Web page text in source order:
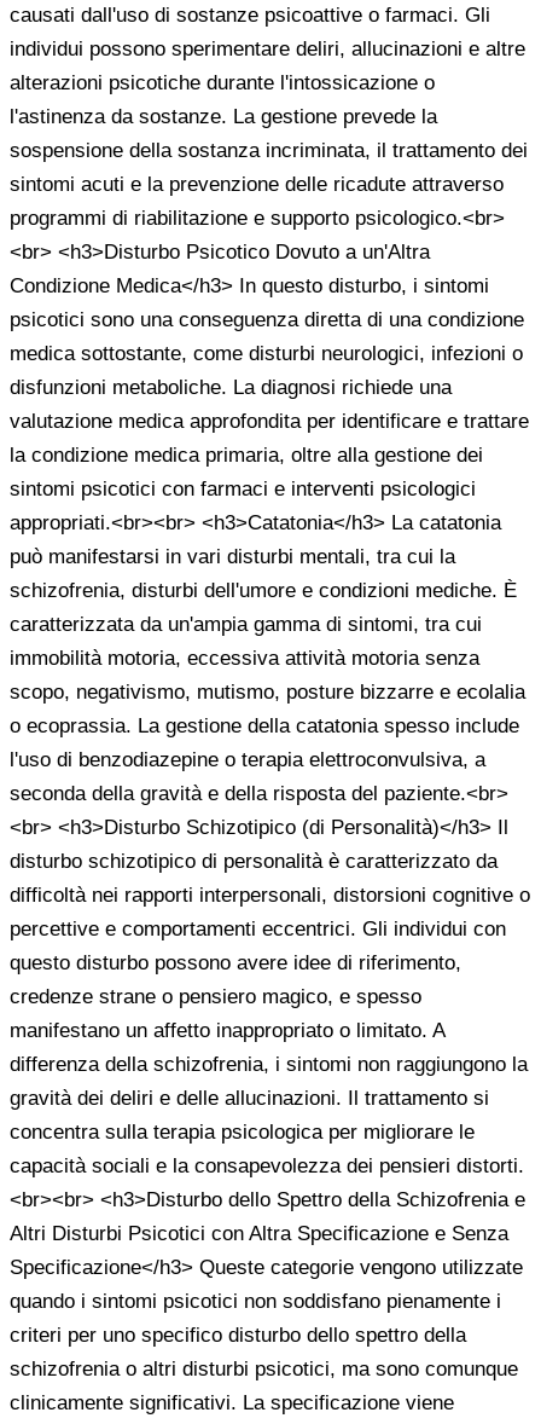
causati dall'uso di sostanze psicoattive o farmaci. Gli
individui possono sperimentare deliri, allucinazioni e altre
alterazioni psicotiche durante l'intossicazione o
l'astinenza da sostanze. La gestione prevede la
sospensione della sostanza incriminata, il trattamento dei
sintomi acuti e la prevenzione delle ricadute attraverso
programmi di riabilitazione e supporto psicologico.<br>
<br> <h3>Disturbo Psicotico Dovuto a un'Altra
Condizione Medica</h3> In questo disturbo, i sintomi
psicotici sono una conseguenza diretta di una condizione
medica sottostante, come disturbi neurologici, infezioni o
disfunzioni metaboliche. La diagnosi richiede una
valutazione medica approfondita per identificare e trattare
la condizione medica primaria, oltre alla gestione dei
sintomi psicotici con farmaci e interventi psicologici
appropriati.<br><br> <h3>Catatonia</h3> La catatonia
può manifestarsi in vari disturbi mentali, tra cui la
schizofrenia, disturbi dell'umore e condizioni mediche. È
caratterizzata da un'ampia gamma di sintomi, tra cui
immobilità motoria, eccessiva attività motoria senza
scopo, negativismo, mutismo, posture bizzarre e ecolalia
o ecoprassia. La gestione della catatonia spesso include
l'uso di benzodiazepine o terapia elettroconvulsiva, a
seconda della gravità e della risposta del paziente.<br>
<br> <h3>Disturbo Schizotipico (di Personalità)</h3> Il
disturbo schizotipico di personalità è caratterizzato da
difficoltà nei rapporti interpersonali, distorsioni cognitive o
percettive e comportamenti eccentrici. Gli individui con
questo disturbo possono avere idee di riferimento,
credenze strane o pensiero magico, e spesso
manifestano un affetto inappropriato o limitato. A
differenza della schizofrenia, i sintomi non raggiungono la
gravità dei deliri e delle allucinazioni. Il trattamento si
concentra sulla terapia psicologica per migliorare le
capacità sociali e la consapevolezza dei pensieri distorti.
<br><br> <h3>Disturbo dello Spettro della Schizofrenia e
Altri Disturbi Psicotici con Altra Specificazione e Senza
Specificazione</h3> Queste categorie vengono utilizzate
quando i sintomi psicotici non soddisfano pienamente i
criteri per uno specifico disturbo dello spettro della
schizofrenia o altri disturbi psicotici, ma sono comunque
clinicamente significativi. La specificazione viene